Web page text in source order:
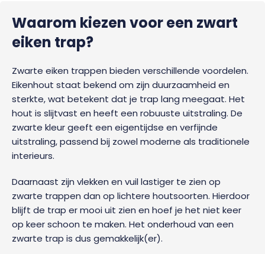
Waarom kiezen voor een zwart
eiken trap?
Zwarte eiken trappen bieden verschillende voordelen.
Eikenhout staat bekend om zijn duurzaamheid en
sterkte, wat betekent dat je trap lang meegaat. Het
hout is slijtvast en heeft een robuuste uitstraling. De
zwarte kleur geeft een eigentijdse en verfijnde
uitstraling, passend bij zowel moderne als traditionele
interieurs.
Daarnaast zijn vlekken en vuil lastiger te zien op
zwarte trappen dan op lichtere houtsoorten. Hierdoor
blijft de trap er mooi uit zien en hoef je het niet keer
op keer schoon te maken. Het onderhoud van een
zwarte trap is dus gemakkelijk(er).